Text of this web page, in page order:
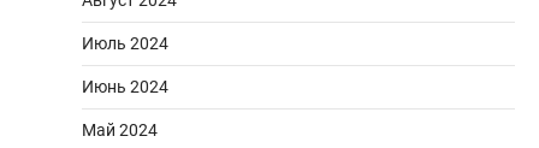
Июль 2024
Июнь 2024
Май 2024